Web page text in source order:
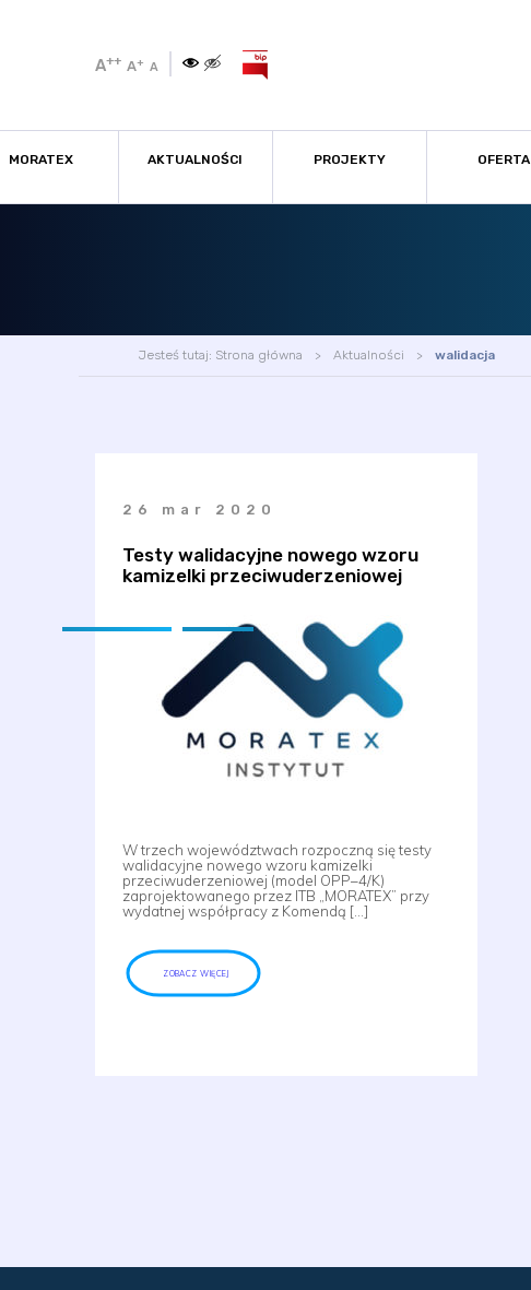
A++ A+ A
MORATEX AKTUALNOŚCI PROJEKTY OFERTA
Jesteś tutaj: Strona główna Aktualności walidacja
26 mar 2020
Testy walidacyjne nowego wzoru
kamizelki przeciwuderzeniowej
W trzech województwach rozpoczną się testy
walidacyjne nowego wzoru kamizelki
przeciwuderzeniowej (model OPP–4/K)
zaprojektowanego przez ITB „MORATEX” przy
wydatnej współpracy z Komendą […]
ZOBACZ WIĘCEJ